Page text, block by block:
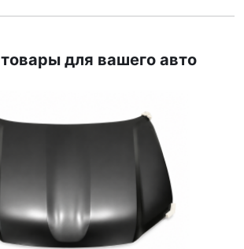
товары для вашего авто